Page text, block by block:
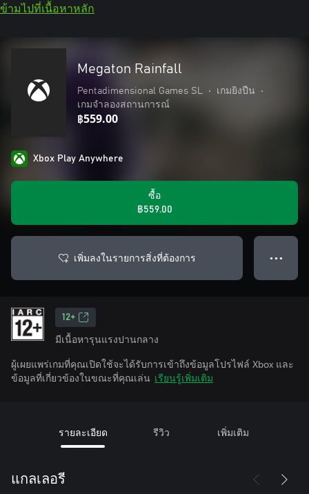
ข้ามไปที่เนื้อหาหลัก
Megaton Rainfall
Pentadimensional Games SL • เกมยิงปืน
•
เกมจำลองสถานการณ์
฿559.00
Xbox Play Anywhere
ซื้อ
฿559.00
เพิ่มลงในรายการสิ่งที่ต้องการ ● ● ●
12+
มีเนื้อหารุนแรงปานกลาง
ผู้เผยแพร่เกมที่คุณเปิดใช้จะได้รับการเข้าถึงข้อมูลโปรไฟล์ Xbox และ
ข้อมูลที่เกี่ยวข้องในขณะที่คุณเล่น เรียนรู้เพิ่มเติม
รายละเอียด รีวิว เพิ่มเติม
แกลเลอรี